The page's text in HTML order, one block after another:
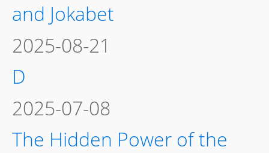
and Jokabet
2025-08-21
D
2025-07-08
The Hidden Power of the